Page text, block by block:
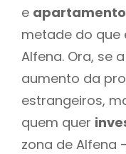
e
metade do que
Alfena. Ora, se
aumento da
estrangeiros,
quem quer
zona de Alfena